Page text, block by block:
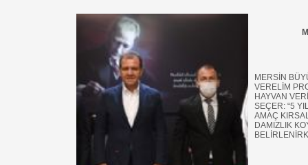
MERSİN
VERELİM
HAYVAN
SEÇER: “5
AMAÇ
DAMIZLIK